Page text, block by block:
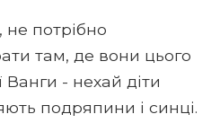
не потрібно
там, де вони цього
Ванги - нехай діти
подряпини і синці.